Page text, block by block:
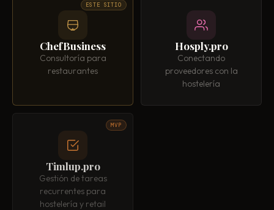
ChefBusiness
Consultoría para
restaurantes
ESTE SITIO
Hosply.pro
Conectando
proveedores con la
hostelería
Timlup.pro
Gestión de tareas
recurrentes para
hostelería y retail
MVP